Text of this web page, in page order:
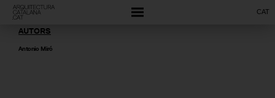
CAT
AUTORS
Antonio Miró